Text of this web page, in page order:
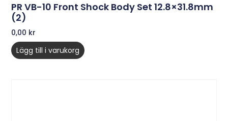
PR VB-10 Front Shock Body Set 12.8×31.8mm
(2)
0,00 kr
Lägg till i varukorg